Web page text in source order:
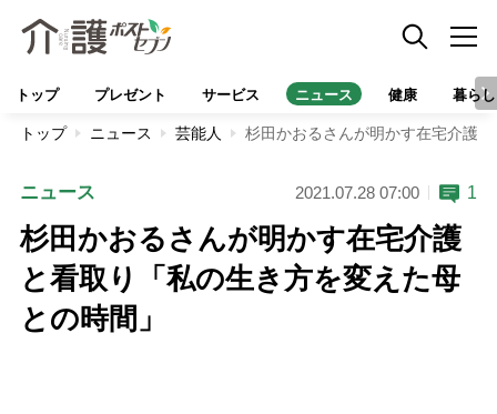
トップ プレゼント サービス ニュース 健康 暮らし
トップ ニュース 芸能人 杉田かおるさんが明かす在宅介護
ニュース 2021.07.28 07:00 1
杉田かおるさんが明かす在宅介護
と看取り「私の生き方を変えた母
との時間」